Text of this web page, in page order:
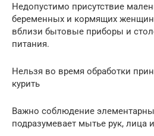
Недопустимо присутствие
беременных и кормящих
вблизи бытовые приборы и
питания.
Нельзя во время обработки
курить
Важно соблюдение
подразумевает мытье рук, лица